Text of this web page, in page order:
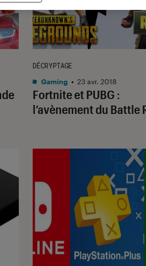
Fortnite et PUBG :
l’avènement du Battle
DÉCRYPTAGE
Gaming • 23 avr. 2018